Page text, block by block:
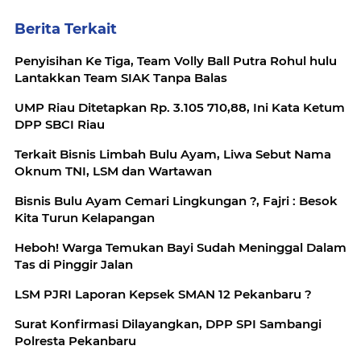
Berita Terkait
Penyisihan Ke Tiga, Team Volly Ball Putra Rohul hulu
Lantakkan Team SIAK Tanpa Balas
UMP Riau Ditetapkan Rp. 3.105 710,88, Ini Kata Ketum
DPP SBCI Riau
Terkait Bisnis Limbah Bulu Ayam, Liwa Sebut Nama
Oknum TNI, LSM dan Wartawan
Bisnis Bulu Ayam Cemari Lingkungan ?, Fajri : Besok
Kita Turun Kelapangan
Heboh! Warga Temukan Bayi Sudah Meninggal Dalam
Tas di Pinggir Jalan
LSM PJRI Laporan Kepsek SMAN 12 Pekanbaru ?
Surat Konfirmasi Dilayangkan, DPP SPI Sambangi
Polresta Pekanbaru